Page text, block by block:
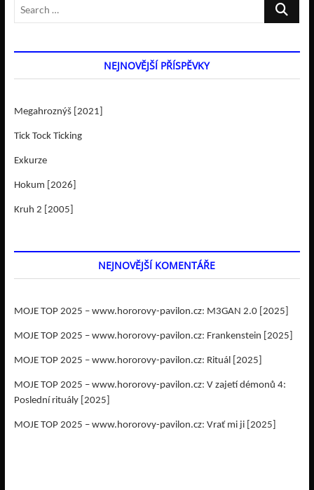
NEJNOVĚJŠÍ PŘÍSPĚVKY
Megahroznýš [2021]
Tick Tock Ticking
Exkurze
Hokum [2026]
Kruh 2 [2005]
NEJNOVĚJŠÍ KOMENTÁŘE
MOJE TOP 2025 – www.hororovy-pavilon.cz: M3GAN 2.0 [2025]
MOJE TOP 2025 – www.hororovy-pavilon.cz: Frankenstein [2025]
MOJE TOP 2025 – www.hororovy-pavilon.cz: Rituál [2025]
MOJE TOP 2025 – www.hororovy-pavilon.cz: V zajetí démonů 4:
Poslední rituály [2025]
MOJE TOP 2025 – www.hororovy-pavilon.cz: Vrať mi ji [2025]